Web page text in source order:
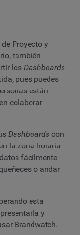
Proyecto y
también
los Dashboards
pues puedes
están
colaborar
Dashboards con
la zona horaria
fácilmente
o andar
esta
y
Brandwatch.